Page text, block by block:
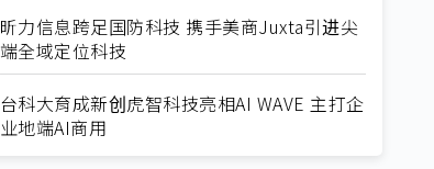
昕力信息跨足国防科技 携手美商Juxta引进尖
端全域定位科技
台科大育成新创虎智科技亮相AI WAVE 主打企
业地端AI商用